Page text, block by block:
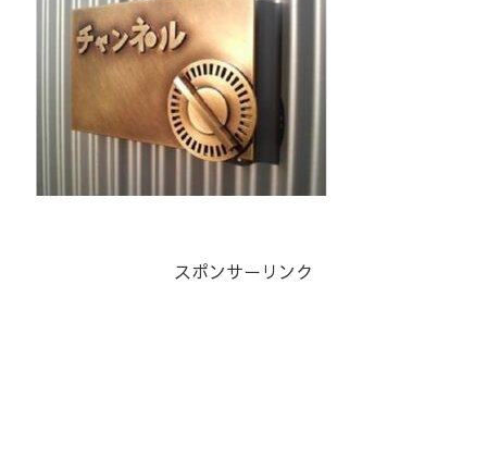
スポンサーリンク